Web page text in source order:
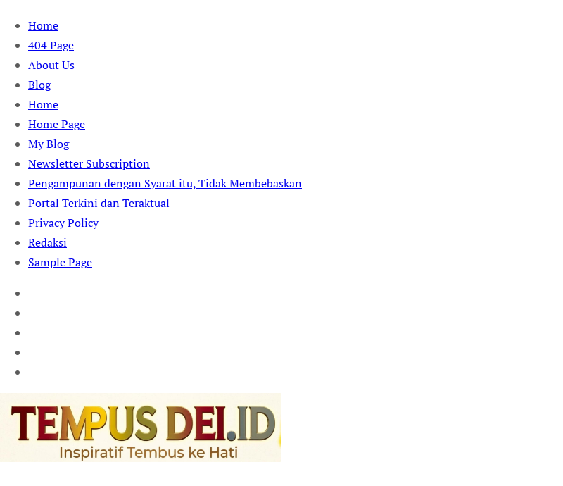
Skip
content
Home
404 Page
About Us
Blog
Home
Home Page
My Blog
Newsletter Subscription
Pengampunan dengan Syarat itu, Tidak Membebaskan
Portal Terkini dan Teraktual
Privacy Policy
Redaksi
Sample Page